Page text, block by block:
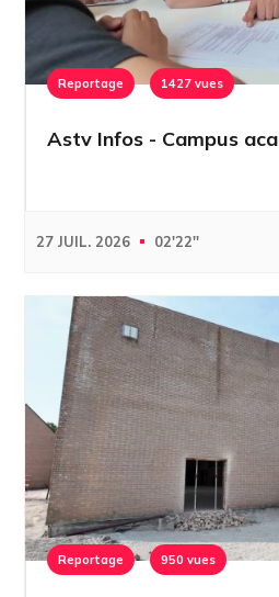
Reportage 1427 vues
Astv Infos - Campus
27 JUIL. 2026 02'22''
Reportage 950 vues